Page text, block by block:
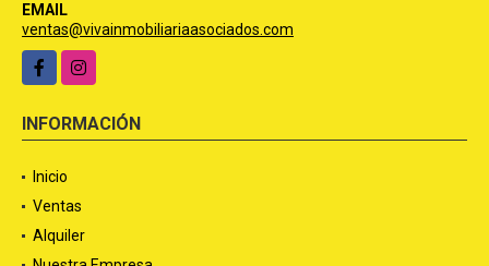
EMAIL
ventas@vivainmobiliariaasociados.com
FacebookInstagram
INFORMACIÓN
Inicio
Ventas
Alquiler